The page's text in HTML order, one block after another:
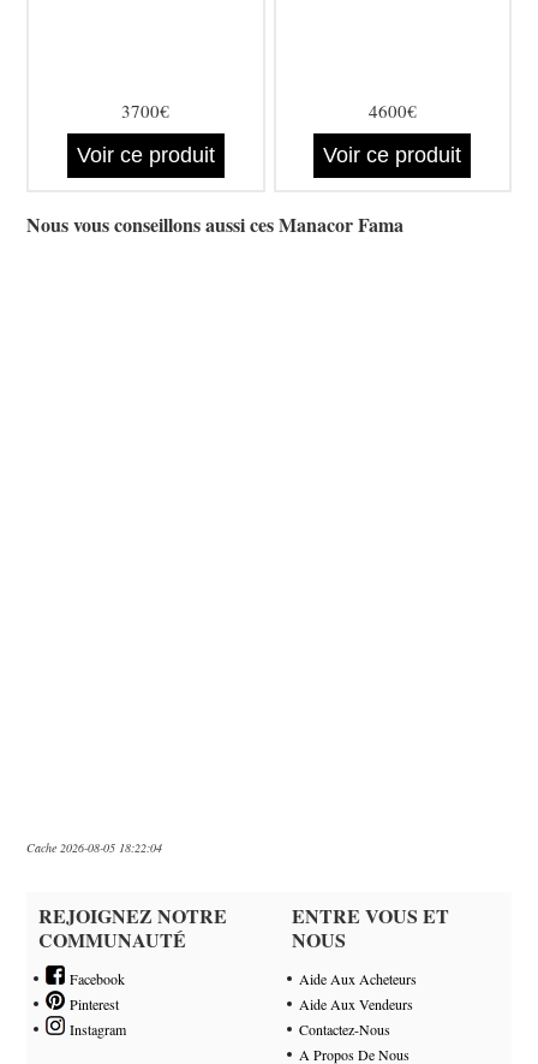
3700€
Voir ce produit
4600€
Voir ce produit
Nous vous conseillons aussi ces Manacor Fama
Cache 2026-08-05 18:22:04
REJOIGNEZ NOTRE
COMMUNAUTÉ
Facebook
Pinterest
Instagram
ENTRE VOUS ET
NOUS
Aide Aux Acheteurs
Aide Aux Vendeurs
Contactez-Nous
A Propos De Nous